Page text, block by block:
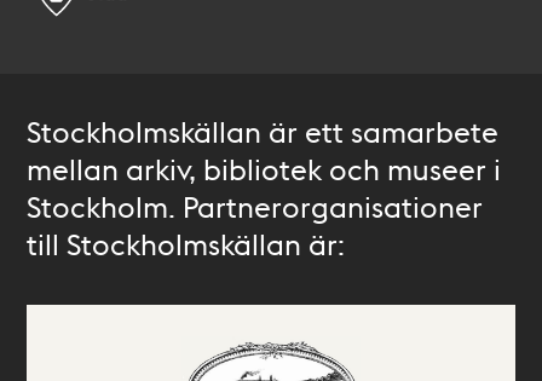
Stockholmskällan är ett samarbete
mellan arkiv, bibliotek och museer i
Stockholm. Partnerorganisationer
till Stockholmskällan är: